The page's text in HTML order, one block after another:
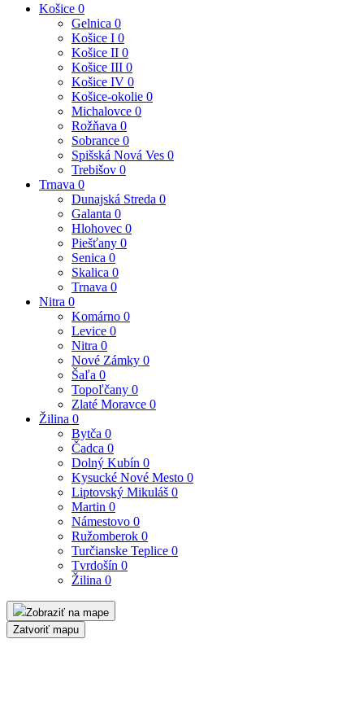
Košice 0
Gelnica 0
Košice I 0
Košice II 0
Košice III 0
Košice IV 0
Košice-okolie 0
Michalovce 0
Rožňava 0
Sobrance 0
Spišská Nová Ves 0
Trebišov 0
Trnava 0
Dunajská Streda 0
Galanta 0
Hlohovec 0
Piešťany 0
Senica 0
Skalica 0
Trnava 0
Nitra 0
Komárno 0
Levice 0
Nitra 0
Nové Zámky 0
Šaľa 0
Topoľčany 0
Zlaté Moravce 0
Žilina 0
Bytča 0
Čadca 0
Dolný Kubín 0
Kysucké Nové Mesto 0
Liptovský Mikuláš 0
Martin 0
Námestovo 0
Ružomberok 0
Turčianske Teplice 0
Tvrdošín 0
Žilina 0
Zobraziť na mape
Zatvoriť mapu